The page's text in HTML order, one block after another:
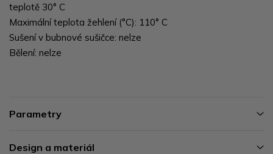
teplotě 30° C
Maximální teplota žehlení (°C): 110° C
Sušení v bubnové sušičce: nelze
Bělení: nelze
Parametry
Design a materiál